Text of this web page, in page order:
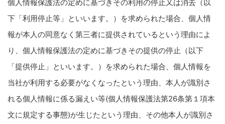
個人情報保護法の定めに基づきその利用の停止又は消去（以
下「利用停止等」といいます。）を求められた場合、個人情
報が本人の同意なく第三者に提供されているという理由によ
り、個人情報保護法の定めに基づきその提供の停止（以下
「提供停止」といいます。）を求められた場合、個人情報を
当社が利用する必要がなくなったという理由、本人が識別さ
れる個人情報に係る漏えい等(個人情報保護法第26条第１項本
文に規定する事態)が生じたという理由、その他本人が識別さ